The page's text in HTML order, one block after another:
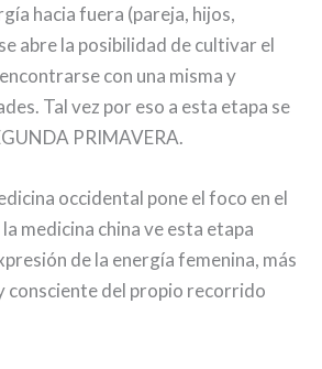
hacia fuera (pareja, hijos,
abre la posibilidad de cultivar el
con una misma y
Tal vez por eso a esta etapa se
PRIMAVERA.
occidental pone el foco en el
medicina china ve esta etapa
de la energía femenina, más
consciente del propio recorrido